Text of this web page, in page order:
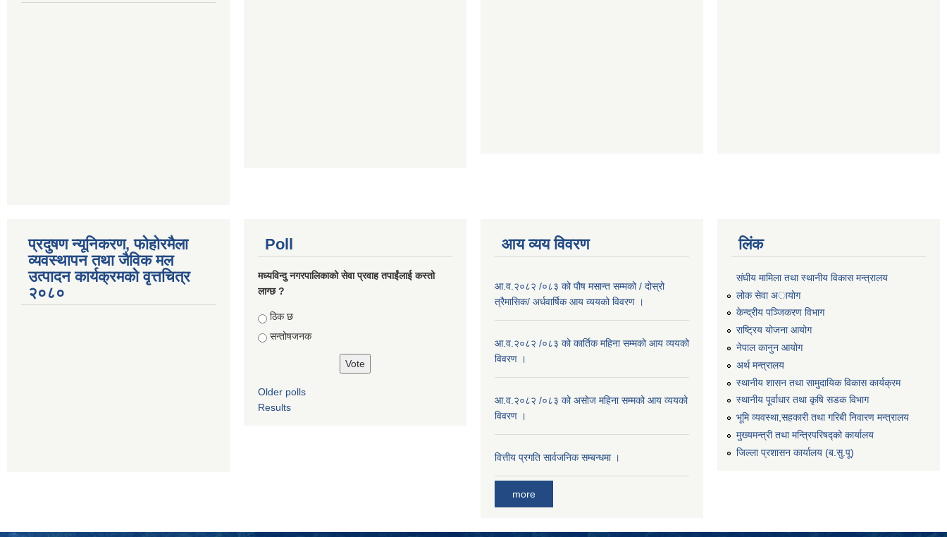
प्रदुषण न्यूनिकरण, फोहोरमैला
व्यवस्थापन तथा जैविक मल
उत्पादन कार्यक्रमको वृत्तचित्र
२०८०
Poll
मध्यविन्दु नगरपालिकाको सेवा प्रवाह तपाईंलाई कस्तो
लाग्छ ?
Choices
ठिक छ
सन्तोषजनक
Older polls
Results
आय व्यय विवरण
आ.व.२०८२ /०८३ को पौष मसान्त सम्मको / दोस्रो
त्रैमासिक/ अर्धवार्षिक आय व्ययको विवरण ।
आ.व.२०८२ /०८३ को कार्तिक महिना सम्मको आय व्ययको
विवरण ।
आ.व.२०८२ /०८३ को असाेज महिना सम्मको आय व्ययको
विवरण ।
वित्तीय प्रगति सार्वजनिक सम्बन्धमा ।
more
लिंक
संघीय मामिला तथा स्थानीय विकास मन्त्रालय
लोक सेवा अायाेग
केन्द्रीय पञ्जिकरण विभाग
राष्ट्रिय योजना आयोग
नेपाल कानुन आयोग
अर्थ मन्त्रालय
स्थानीय शासन तथा सामुदायिक विकास कार्यक्रम
स्थानीय पूर्वाधार तथा कृषि सडक विभाग
भूमि व्यवस्था,सहकारी तथा गरिबी निवारण मन्त्रालय
मुख्यमन्त्री तथा मन्त्रिपरिषद्को कार्यालय
जिल्ला प्रशासन कार्यालय (ब.सु.पू)